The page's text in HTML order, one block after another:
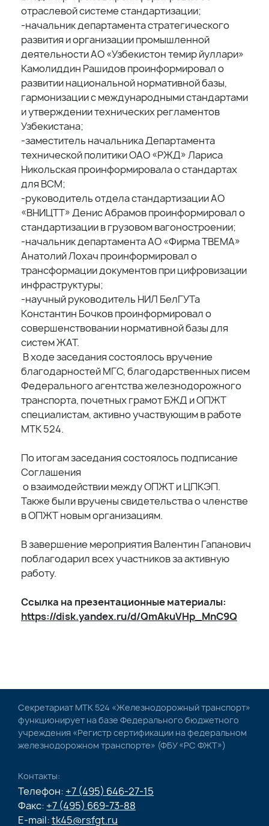
отраслевой системе стандартизации;
-начальник департамента стратегического
развития и организации промышленной
деятельности АО «Узбекистон темир йуллари»
Камолиддин Рашидов проинформировал о
развитии национальной нормативной базы,
гармонизации с международными стандартами
и утверждении технических регламентов
Узбекистана;
-заместитель начальника Департамента
технической политики ОАО «РЖД» Лариса
Никольская проинформировала о стандартах
для ВСМ;
-руководитель отдела стандартизации АО
«ВНИЦТТ» Денис Абрамов проинформировал о
стандартизации в грузовом вагоностроении;
-начальник департамента АО «Фирма ТВЕМА»
Анатолий Лохач проинформировал о
трансформации документов при цифровизации
инфраструктуры;
-️научный руководитель НИЛ БелГУТа
Константин Бочков проинформировал о
совершенствовании нормативной базы для
систем ЖАТ.
В ходе заседания состоялось вручение
благодарностей МГС, благодарственных писем
Федерального агентства железнодорожного
транспорта, почетных грамот БЖД и ОПЖТ
специалистам, активно участвующим в работе
МТК 524.
По итогам заседания состоялось подписание
Соглашения
о взаимодействии между ОПЖТ и ЦПКЭП.
Также были вручены свидетельства о членстве
в ОПЖТ новым организациям.
В завершение мероприятия Валентин Гапанович
поблагодарил всех участников за активную
работу.
Ссылка на презентационные материалы:
https://disk.yandex.ru/d/QmAkuVHp_MnC9Q
Секретариат МТК 524 «Железнодорожный транспорт»
функционирует на базе Федерального бюджетного
учреждения «Регистр сертификации на федеральном
железнодорожном транспорте» (ФБУ «РС ФЖТ»)
Контакты:
Телефон: +7 (495) 646-27-15
Факс: +7 (495) 669-73-88
E-mail:tk45@rsfgt.ru